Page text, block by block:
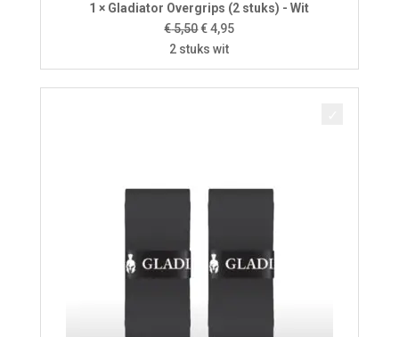
1 × Gladiator Overgrips (2 stuks) - Wit
€5,50Oorspronkelijke
prijs
was:
€ 5,50.
€4,95Huidige
is:
€ 4,95.
2 stuks wit